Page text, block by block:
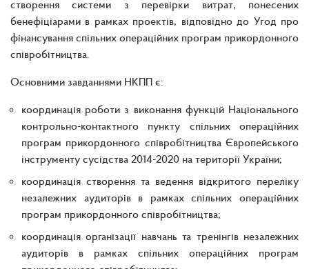
створення системи з перевірки витрат, понесених
бенефіціарами в рамках проектів, відповідно до Угод про
фінансування спільних операційних програм прикордонного
співробітництва.
Основними завданнями НКПП є:
координація роботи з виконання функцій Національного
контрольно-контактного пункту спільних операційних
програм прикордонного співробітництва Європейського
інструменту сусідства 2014-2020 на території України;
координація створення та ведення відкритого переліку
незалежних аудиторів в рамках спільних операційних
програм прикордонного співробітництва;
координація організації навчань та тренінгів незалежних
аудиторів в рамках спільних операційних програм